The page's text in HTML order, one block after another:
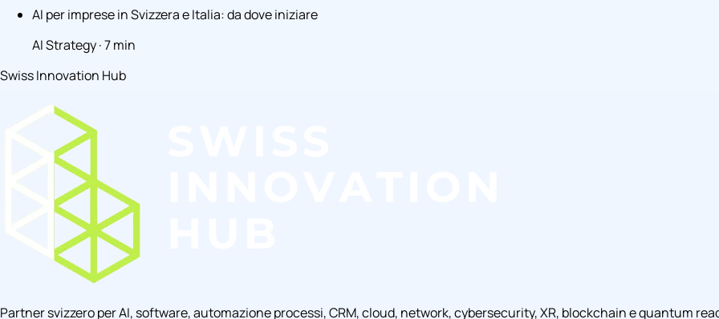
AI per imprese in Svizzera e Italia: da dove iniziare
AI Strategy · 7 min
Swiss Innovation Hub
Partner svizzero per AI, software, automazione processi, CRM, cloud, network, cybersecurity, XR, blockchain e quantum